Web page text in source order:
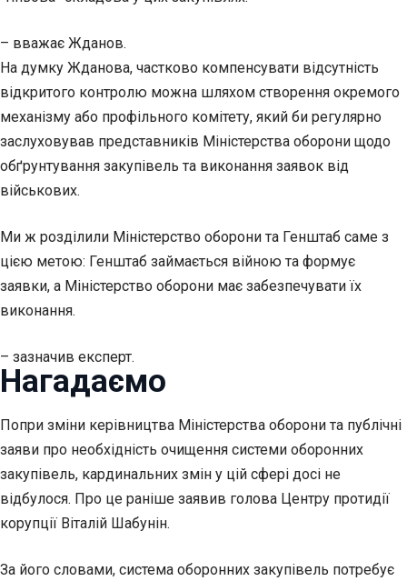
– вважає Жданов.
На думку Жданова, частково компенсувати відсутність
відкритого контролю можна шляхом створення окремого
механізму або профільного комітету, який би регулярно
заслуховував представників Міністерства оборони щодо
обґрунтування закупівель та виконання заявок від
військових.
Ми ж розділили Міністерство оборони та Генштаб саме з
цією метою: Генштаб займається війною та формує
заявки, а Міністерство оборони має забезпечувати їх
виконання.
– зазначив експерт.
Нагадаємо
Попри зміни керівництва Міністерства оборони та публічні
заяви про необхідність очищення системи оборонних
закупівель, кардинальних змін у цій сфері досі не
відбулося. Про це раніше заявив голова Центру протидії
корупції Віталій Шабунін.
За його словами, система оборонних закупівель потребує